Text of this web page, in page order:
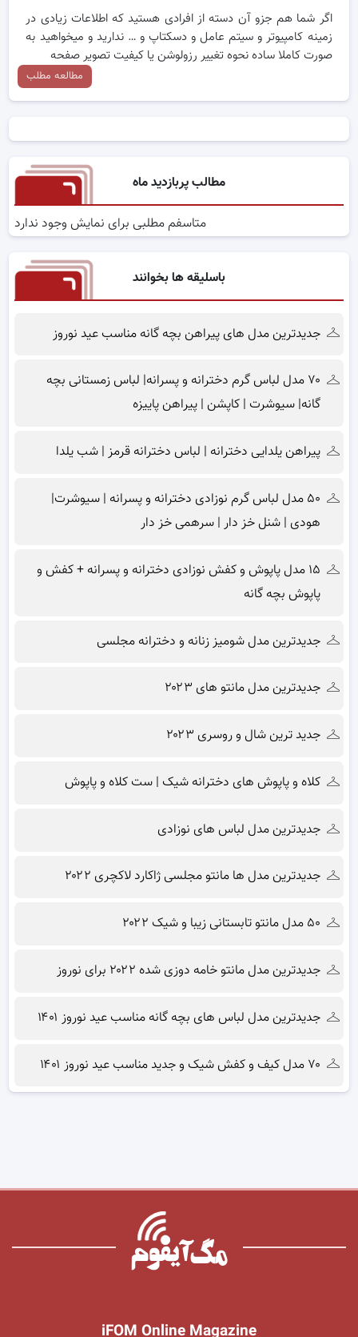
اگر شما هم جزو آن دسته از افرادی هستید که اطلاعات زیادی در
زمینه کامپیوتر و سیتم عامل و دسکتاپ و … ندارید و میخواهید به
صورت کاملا ساده نحوه تغییر رزولوشن یا کیفیت تصویر صفحه
مطالعه مطلب
مطالب پربازدید ماه
متاسفم مطلبی برای نمایش وجود ندارد
باسلیقه ها بخوانند
جدیدترین مدل های پیراهن بچه گانه مناسب عید نوروز
۷۰ مدل لباس گرم دخترانه و پسرانه| لباس زمستانی بچه
گانه| سیوشرت | کاپشن | پیراهن پاییزه
پیراهن یلدایی دخترانه | لباس دخترانه قرمز | شب یلدا
۵۰ مدل لباس گرم نوزادی دخترانه و پسرانه | سیوشرت|
هودی | شنل خز دار | سرهمی خز دار
۱۵ مدل پاپوش و کفش نوزادی دخترانه و پسرانه + کفش و
پاپوش بچه گانه
جدیدترین مدل شومیز زنانه و دخترانه مجلسی
جدیدترین مدل مانتو های ۲۰۲۳
جدید ترین شال و روسری ۲۰۲۳
کلاه و پاپوش های دخترانه شیک | ست کلاه و پاپوش
جدیدترین مدل لباس های نوزادی
جدیدترین مدل ها مانتو مجلسی ژاکارد لاکچری ۲۰۲۲
۵۰ مدل مانتو تابستانی زیبا و شیک ۲۰۲۲
جدیدترین مدل مانتو خامه دوزی شده ۲۰۲۲ برای نوروز
جدیدترین مدل لباس های بچه گانه مناسب عید نوروز ۱۴۰۱
۷۰ مدل کیف و کفش شیک و جدید مناسب عید نوروز ۱۴۰۱
iFOM Online Magazine